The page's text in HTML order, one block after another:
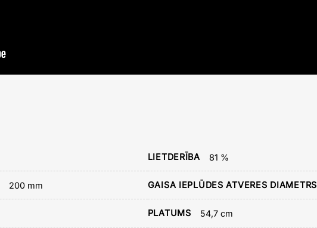
LIETDERĪBA 81 %
200 mm GAISA IEPLŪDES ATVERES DIAMETRS
PLATUMS 54,7 cm